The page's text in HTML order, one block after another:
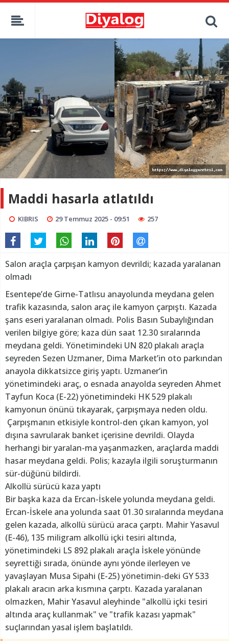
Maddi hasarla atlatıldı
KIBRIS 29 Temmuz 2025 - 09:51 257
Salon araçla çarpışan kamyon devrildi; kazada yaralanan
olmadı
Esentepe’de Girne-Tatlısu anayolunda meydana gelen
trafik kazasında, salon araç ile kamyon çarpıştı. Kazada
şans eseri yaralanan olmadı. Polis Basın Subaylığından
verilen bilgiye göre; kaza dün saat 12.30 sıralarında
meydana geldi. Yönetimindeki UN 820 plakalı araçla
seyreden Sezen Uzmaner, Dima Market’in oto parkından
anayola dikkatsizce giriş yaptı. Uzmaner’in
yönetimindeki araç, o esnada anayolda seyreden Ahmet
Tayfun Koca (E-22) yönetimindeki HK 529 plakalı
kamyonun önünü tıkayarak, çarpışmaya neden oldu.
Çarpışmanın etkisiyle kontrol-den çıkan kamyon, yol
dışına savrularak banket içerisine devrildi. Olayda
herhangi bir yaralan-ma yaşanmazken, araçlarda maddi
hasar meydana geldi. Polis; kazayla ilgili soruşturmanın
sür-düğünü bildirdi.
Alkollü sürücü kaza yaptı
Bir başka kaza da Ercan-İskele yolunda meydana geldi.
Ercan-İskele ana yolunda saat 01.30 sıralarında meydana
gelen kazada, alkollü sürücü araca çarptı. Mahir Yasavul
(E-46), 135 miligram alkollü içki tesiri altında,
yönetimindeki LS 892 plakalı araçla İskele yönünde
seyrettiği sırada, önünde aynı yönde ilerleyen ve
yavaşlayan Musa Sipahi (E-25) yönetimin-deki GY 533
plakalı aracın arka kısmına çarptı. Kazada yaralanan
olmazken, Mahir Yasavul aleyhinde "alkollü içki tesiri
altında araç kullanmak" ve "trafik kazası yapmak"
suçlarından yasal işlem başlatıldı.